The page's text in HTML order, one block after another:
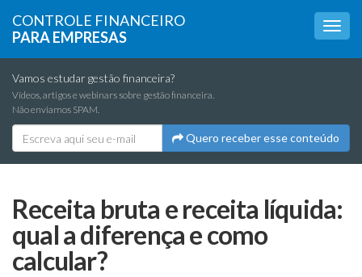
CONTROLE FINANCEIRO
PARA EMPRESAS
Vamos estudar gestão financeira?
Vídeos, artigos e webinars sobre gestão financeira.
Não enviamos SPAM.
Quero receber esse conteúdo
Receita bruta e receita líquida:
qual a diferença e como
calcular?